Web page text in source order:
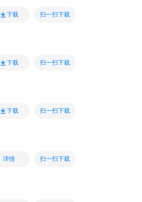
下载 扫一扫下载
下载 扫一扫下载
下载 扫一扫下载
详情 扫一扫下载